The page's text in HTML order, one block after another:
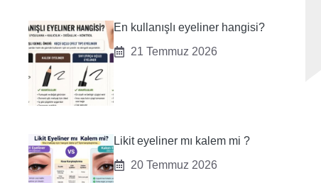
En kullanışlı eyeliner hangisi?
21 Temmuz 2026
Likit eyeliner mı kalem mi ?
20 Temmuz 2026